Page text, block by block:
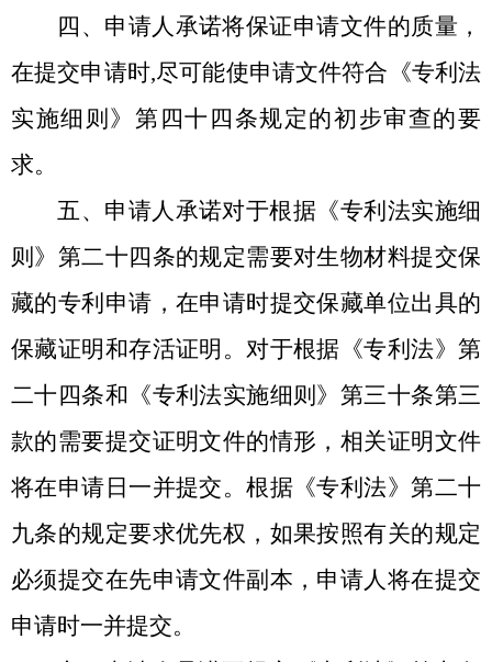
四、申请人承诺将保证申请文件的质量，
在提交申请时,尽可能使申请文件符合《专利法
实施细则》第四十四条规定的初步审查的要
求。
五、申请人承诺对于根据《专利法实施细
则》第二十四条的规定需要对生物材料提交保
藏的专利申请，在申请时提交保藏单位出具的
保藏证明和存活证明。对于根据《专利法》第
二十四条和《专利法实施细则》第三十条第三
款的需要提交证明文件的情形，相关证明文件
将在申请日一并提交。根据《专利法》第二十
九条的规定要求优先权，如果按照有关的规定
必须提交在先申请文件副本，申请人将在提交
申请时一并提交。